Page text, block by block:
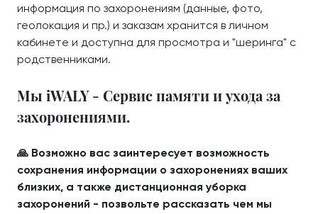
информация по захоронениям (данные, фото,
геолокация и пр.) и заказам хранится в личном
кабинете и доступна для просмотра и "шеринга" с
родственниками.
Мы iWALY - Сервис памяти и ухода за
захоронениями.
🙏 Возможно вас заинтересует возможность
сохранения информации о захоронениях ваших
близких, а также дистанционная уборка
захоронений - позвольте рассказать чем мы